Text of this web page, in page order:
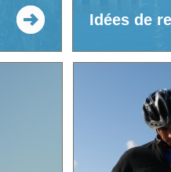
Idées de